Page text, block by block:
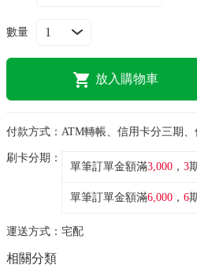
數量
放入購物車
付款方式： ATM轉帳、信用卡分三期
刷卡分期：
單筆訂單金額滿3,000 ， 3
單筆訂單金額滿6,000 ， 6
運送方式： 宅配
相關分類